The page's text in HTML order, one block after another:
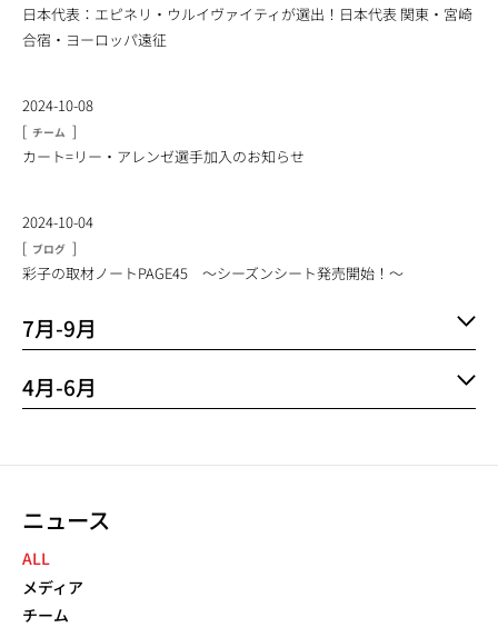
日本代表：エピネリ・ウルイヴァイティが選出！日本代表 関東・宮崎
合宿・ヨーロッパ遠征
2024-10-08
[ チーム ]
カート=リー・アレンゼ選手加入のお知らせ
2024-10-04
[ ブログ ]
彩子の取材ノートPAGE45 ～シーズンシート発売開始！～
7月-9月
4月-6月
ニュース
NEWS NAVIGATION
ALL
メディア
チーム